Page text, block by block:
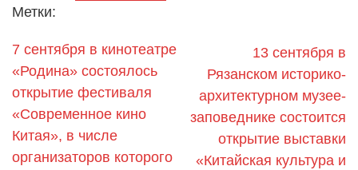
Метки:
7 сентября в кинотеатре
«Родина» состоялось
открытие фестиваля
«Современное кино
Китая», в числе
организаторов которого
13 сентября в
Рязанском историко-
архитектурном музее-
заповеднике состоится
открытие выставки
«Китайская культура и